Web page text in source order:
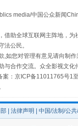
media/中国公众新闻
助全球互联网主阵地，
公民。
,如您对管理有意见请向
合作交流。众全影视文化
：京ICP备11011765号1
法律声明 | 中国/法制/公